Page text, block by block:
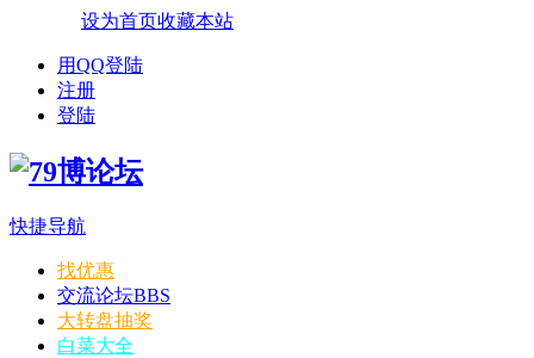
设为首页收藏本站
用QQ登陆
注册
登陆
快捷导航
找优惠
交流论坛BBS
大转盘抽奖
白菜大全